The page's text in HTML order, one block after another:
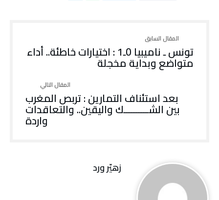
‎‎تونس ـ ناميبيا 0ـ1 : اختيارات خاطئة.. أداء
متواضع وبداية مخجلة
بعد استئناف التمارين : تربص المغرب
بين الشــــــــــك واليقين.. والتعاقدات
واردة
زهيّر‭ ‬ورد